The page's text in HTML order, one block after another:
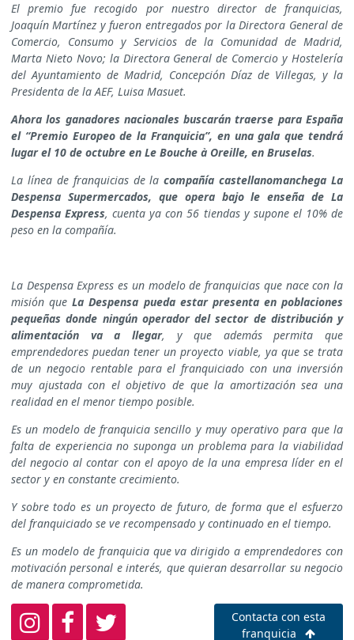
El premio fue recogido por nuestro director de franquicias,
Joaquín Martínez y fueron entregados por la Directora General de
Comercio, Consumo y Servicios de la Comunidad de Madrid,
Marta Nieto Novo; la Directora General de Comercio y Hostelería
del Ayuntamiento de Madrid, Concepción Díaz de Villegas, y la
Presidenta de la AEF, Luisa Masuet.
Ahora los ganadores nacionales buscarán traerse para España
el “Premio Europeo de la Franquicia”, en una gala que tendrá
lugar el 10 de octubre en Le Bouche à Oreille, en Bruselas.
La línea de franquicias de lacompañía castellanomanchega La
Despensa Supermercados, que opera bajo le enseña de La
Despensa Express, cuenta ya con 56 tiendas y supone el 10% de
peso en la compañía.
La Despensa Express es un modelo de franquicias que nace con la
misión queLa Despensa pueda estar presenta en poblaciones
pequeñas donde ningún operador del sector de distribución y
alimentación va a llegar, y que además permita que
emprendedores puedan tener un proyecto viable, ya que se trata
de un negocio rentable para el franquiciado con una inversión
muy ajustada con el objetivo de que la amortización sea una
realidad en el menor tiempo posible.
Es un modelo de franquicia sencillo y muy operativo para que la
falta de experiencia no suponga un problema para la viabilidad
del negocio al contar con el apoyo de la una empresa líder en el
sector y en constante crecimiento.
Y sobre todo es un proyecto de futuro, de forma que el esfuerzo
del franquiciado se ve recompensado y continuado en el tiempo.
Es un modelo de franquicia que va dirigido a emprendedores con
motivación personal e interés, que quieran desarrollar su negocio
de manera comprometida.
Contacta con esta
franquicia